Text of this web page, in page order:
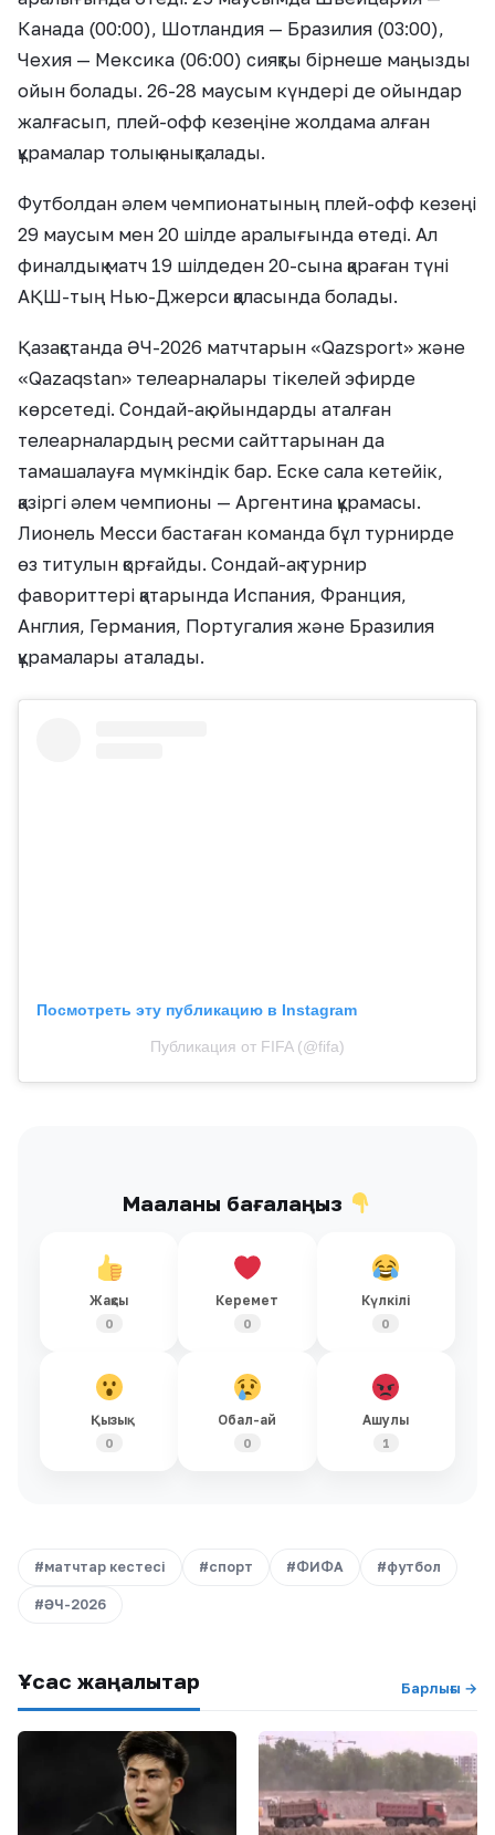
Канада (00:00), Шотландия — Бразилия (03:00),
Чехия — Мексика (06:00) сияқты бірнеше маңызды
ойын болады. 26-28 маусым күндері де ойындар
жалғасып, плей-офф кезеңіне жолдама алған
құрамалар толық анықталады.
Футболдан әлем чемпионатының плей-офф кезеңі
29 маусым мен 20 шілде аралығында өтеді. Ал
финалдық матч 19 шілдеден 20-сына қараған түні
АҚШ-тың Нью-Джерси қаласында болады.
Қазақстанда ӘЧ-2026 матчтарын «Qazsport» және
«Qazaqstan» телеарналары тікелей эфирде
көрсетеді. Сондай-ақ ойындарды аталған
телеарналардың ресми сайттарынан да
тамашалауға мүмкіндік бар. Еске сала кетейік,
қазіргі әлем чемпионы — Аргентина құрамасы.
Лионель Месси бастаған команда бұл турнирде
өз титулын қорғайды. Сондай-ақ турнир
фавориттері қатарында Испания, Франция,
Англия, Германия, Португалия және Бразилия
құрамалары аталады.
Посмотреть эту публикацию в Instagram
Публикация от FIFA (@fifa)
Мақаланы бағалаңыз
Жақсы
0
Керемет
0
Күлкілі
0
Қызық
0
Обал-ай
0
Ашулы
1
#матчтар кестесі #спорт #ФИФА #футбол
#ӘЧ-2026
Ұқсас жаңалықтар Барлығы →